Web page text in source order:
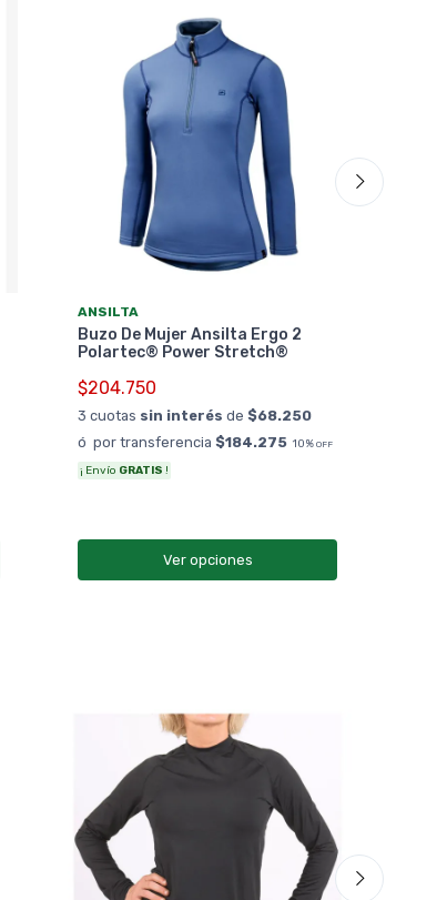
ANSILTA
Buzo De Mujer Ansilta Ergo 2
Polartec® Power Stretch®
$204.750
3 cuotas sin interés de $68.250
ó por transferencia $184.275 10% OFF
¡ Envío GRATIS !
Ver opciones